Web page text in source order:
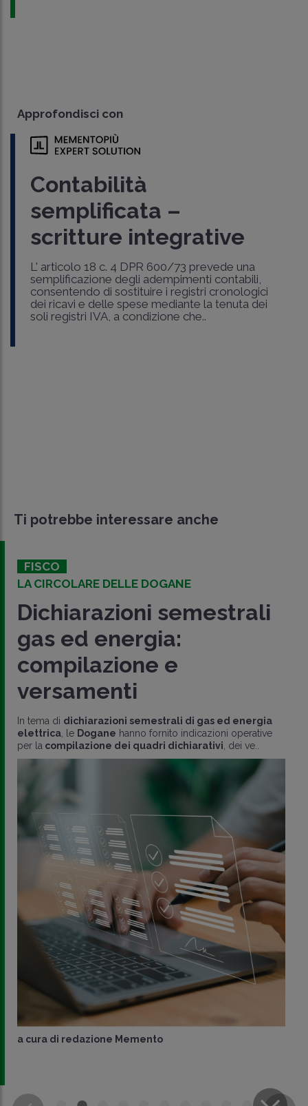
CONDIVIDI
Approfondisci con
Contabilità
semplificata –
scritture integrative
L' articolo 18 c. 4 DPR 600/73 prevede una
semplificazione degli adempimenti contabili,
consentendo di sostituire i registri cronologici
dei ricavi e delle spese mediante la tenuta dei
soli registri IVA, a condizione che..
Ti potrebbe interessare anche
FISCO
LA CIRCOLARE DELLE DOGANE
Dichiarazioni semestrali
gas ed energia:
compilazione e
versamenti
In tema di dichiarazioni semestrali di gas ed energia
elettrica , le Dogane hanno fornito indicazioni operative
per la compilazione dei quadri dichiarativi , dei ve..
a cura di redazione Memento